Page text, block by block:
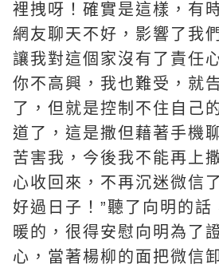
裡拽呀！確實是這樣，有
網友聊天不好，影響了我
讓我對這個家沒有了責任
你不高興，我也難受，就
了，但就是控制不住自己
道了，這是撒但藉著手機
苦害我，今後我不能再上
心收回來，不再沉迷微信
好過日子！”聽了向明的話
暖的，很得安慰向明為了
心，當著楊柳的面把微信